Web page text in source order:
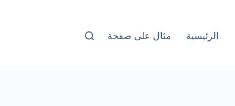
الرئيسية مثال على صفحة